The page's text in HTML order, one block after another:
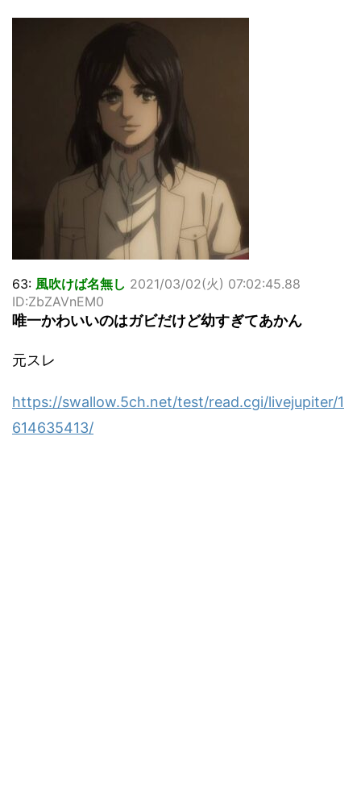
63: 風吹けば名無し 2021/03/02(火) 07:02:45.88
ID:ZbZAVnEM0
唯一かわいいのはガビだけど幼すぎてあかん
元スレ
https://swallow.5ch.net/test/read.cgi/livejupiter/1
614635413/